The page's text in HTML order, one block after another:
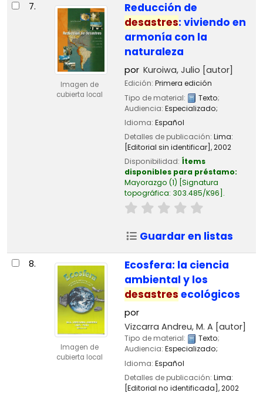
7.
Imagen de
cubierta local
Reducción de
desastres: viviendo en
armonía con la
naturaleza
por Kuroiwa, Julio [autor]
Edición: Primera edición
Tipo de material:
Texto;
Audiencia: Especializado;
Idioma: Español
Detalles de publicación: Lima:
[Editorial sin identificar],2002
Disponibilidad: Ítems
disponibles para préstamo:
Mayorazgo (1) Signatura
topográfica: 303.485/K96 .
Guardar en listas
8.
Imagen de
cubierta local
Ecosfera: la ciencia
ambiental y los
desastres ecológicos
por
Vizcarra Andreu, M. A [autor]
Tipo de material: Texto;
Audiencia: Especializado;
Idioma: Español
Detalles de publicación: Lima:
[Editorial no identificada],2002